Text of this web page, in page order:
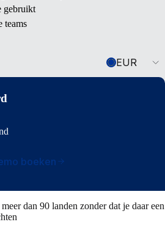
gebruikt
teams
EUR
boeken
dan 90 landen zonder dat je daar een